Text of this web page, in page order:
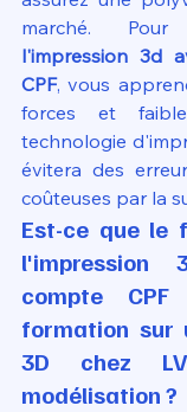
marché.
l'impression 3d
CPF, vous
forces et
technologie
évitera des
coûteuses par la
Est-ce que le
l'impression
compte
formation sur
3D chez
modélisation ?